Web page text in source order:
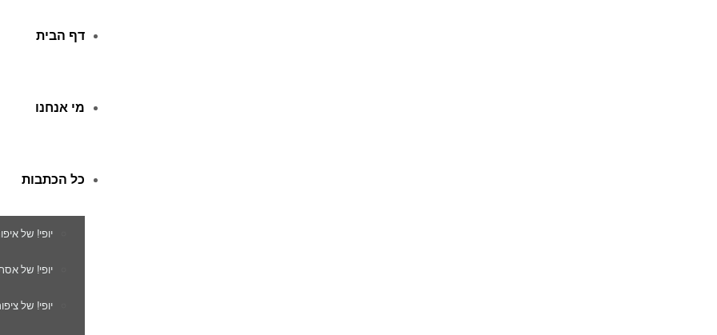
דף הבית
מי אנחנו
כל הכתבות
יופי! של
יופי! של
יופי! של